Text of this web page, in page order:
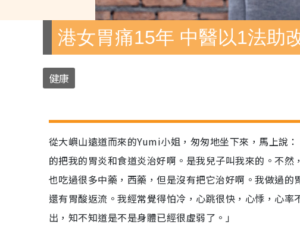
港女胃痛15年 中醫以1法助
健康
從大嶼山遠道而來的Yumi小姐，匆匆地坐下來，馬上說
的把我的胃炎和食道炎治好啊。是我兒子叫我來的。不
也吃過很多中藥，西藥，但是沒有把它治好啊。我做過
還有胃酸返流。我經常覺得怕冷，心跳很快，心悸，心
出，知不知道是不是身體已經很虛弱了。」